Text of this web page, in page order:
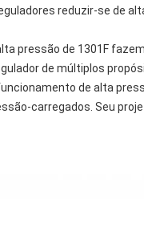
reduzir-se de
pressão de 1301F
de múltiplos
de alta
carregados. Seu